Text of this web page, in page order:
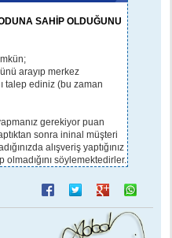
SAHİP OLDUĞUNU
arayıp merkez
talep ediniz (bu zaman
gerekiyor puan
sonra ininal müşteri
alışveriş yaptığınız
söylemektedirler.